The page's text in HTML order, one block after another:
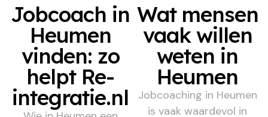
Jobcoach in
Heumen
vinden: zo
helpt Re-
integratie.nl
Wat mensen
vaak willen
weten in
Heumen
Jobcoaching in Heumen
is vaak waardevol in